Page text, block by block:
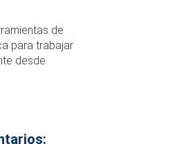
de
para trabajar
desde